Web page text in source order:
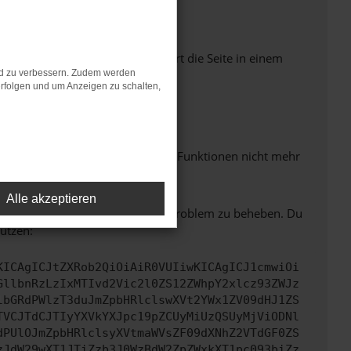
Seiten verhindern. Funktioniert die Seite in einem
dazu führen, dass bestimmte Funktionen nicht mehr
Wir werden versuchen, das Problem zu beheben. Du
zu verbessern. Zudem werden
und um Anzeigen zu schalten,
Alle akzeptieren